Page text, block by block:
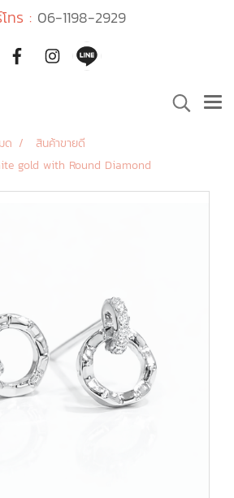
ทร : 06-1198-2929
ด
สินค้าขายดี
gold with Round Diamond